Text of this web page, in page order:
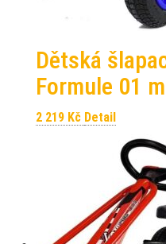
Dětská
Formule 01
2 219 Kč Detail